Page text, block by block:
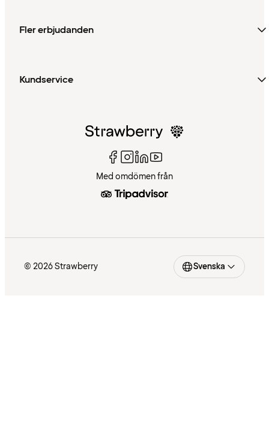
Fler erbjudanden
Kundservice
Med omdömen från
© 2026 Strawberry Svenska